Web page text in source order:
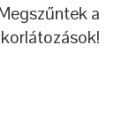
a
korlátozások!